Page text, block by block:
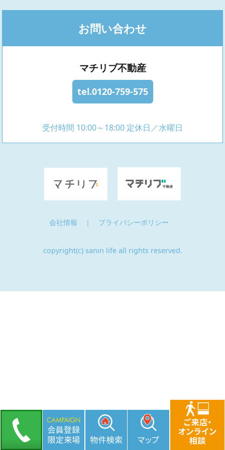
お問い合わせ
マチリブ不動産
tel.0120-759-575
受付時間 10:00～18:00 定休日／水曜日
会社情報 ｜ プライバシーポリシー
copyright(c) sanin life all rights reserved.